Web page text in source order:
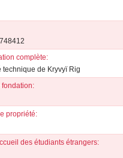
complète:
technique de Kryvyï Rig
propriété:
des étudiants étrangers: